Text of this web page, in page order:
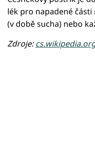
lék pro napadené
(v době sucha) nebo
Zdroje: